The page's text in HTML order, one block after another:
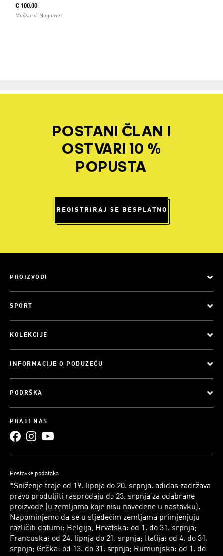
€ 100.00
Muškarci Nogomet
POSTANI ČLAN I
OSTVARI 10 %
POPUSTA
REGISTRIRAJ SE BESPLATNO
PROIZVODI
SPORT
KOLEKCIJE
INFORMACIJE O PODUZEĆU
PODRŠKA
PRATI NAS
Postavke podataka
*Sniženje traje od 19. lipnja do 20. srpnja. adidas zadržava
pravo produljiti rasprodaju do 23. srpnja za odabrane
proizvode (u zemljama koje nisu navedene u nastavku).
Napominjemo da se u sljedećim zemljama primjenjuju
različiti datumi: Belgija, Hrvatska: od 1. do 31. srpnja;
Francuska: od 24. lipnja do 21. srpnja; Italija: od 4. do 31.
srpnja; Grčka: od 13. do 31. srpnja; Rumunjska: od 1. do